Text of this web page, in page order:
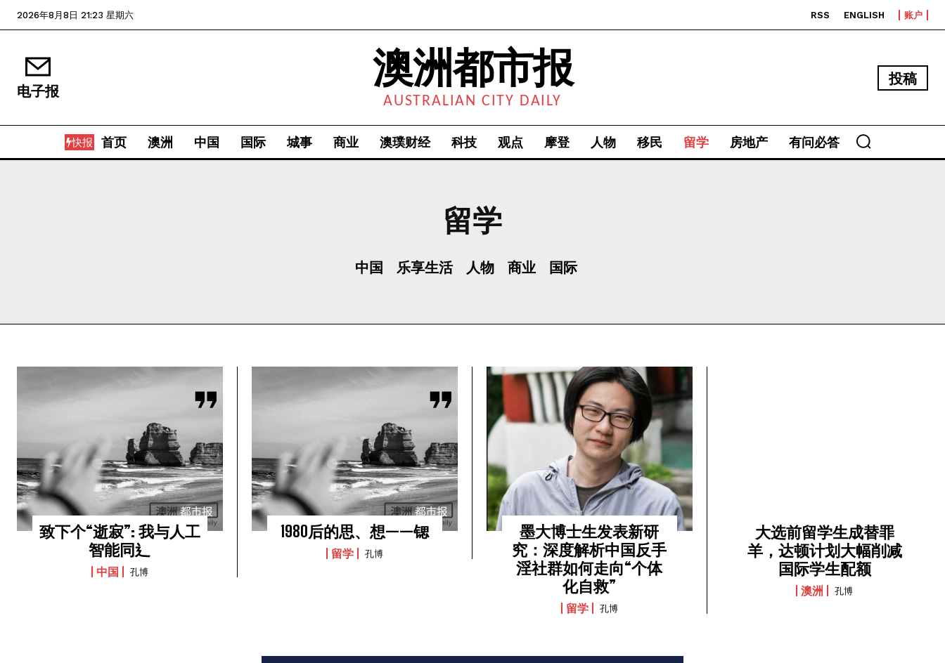
2026年8月8日 21:23 星期六 RSS ENGLISH 账户
电子报 澳洲都市报
AUSTRALIAN CITY DAILY
投稿
快报 首页 澳洲 中国 国际 城事 商业 澳璞财经 科技 观点 摩登 人物 移民 留学 房地产 有问必答
留学
中国 乐享生活 人物 商业 国际
致下个“逝寂”: 我与人工
智能同⻎
中国 孔博
1980后的思、想——锶
留学 孔博
墨大博士生发表新研
究：深度解析中国反手
淫社群如何走向“个体
化自救”
留学 孔博
大选前留学生成替罪
羊，达顿计划大幅削减
国际学生配额
澳洲 孔博